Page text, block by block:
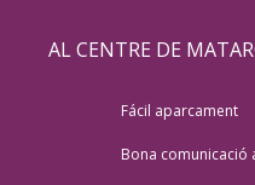
AL CENTRE DE
Fácil aparcament
Bona comunicació